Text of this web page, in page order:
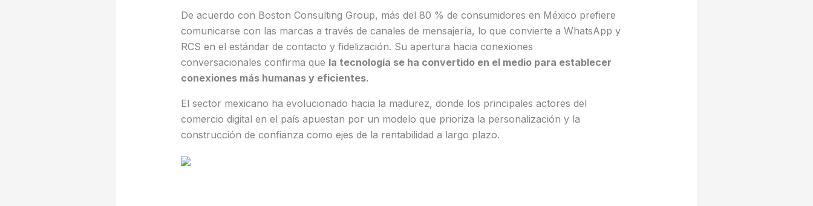
De acuerdo con Boston Consulting Group, más del 80 % de consumidores en México prefiere
comunicarse con las marcas a través de canales de mensajería, lo que convierte a WhatsApp y
RCS en el estándar de contacto y fidelización. Su apertura hacia conexiones
conversacionales confirma que la tecnología se ha convertido en el medio para establecer
conexiones más humanas y eficientes.
El sector mexicano ha evolucionado hacia la madurez, donde los principales actores del
comercio digital en el país apuestan por un modelo que prioriza la personalización y la
construcción de confianza como ejes de la rentabilidad a largo plazo.